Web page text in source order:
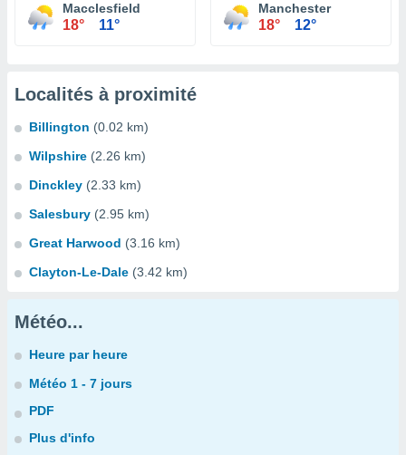
Macclesfield
18° 11°
Manchester
18° 12°
Localités à proximité
Billington (0.02 km)
Wilpshire (2.26 km)
Dinckley (2.33 km)
Salesbury (2.95 km)
Great Harwood (3.16 km)
Clayton-Le-Dale (3.42 km)
Météo...
Heure par heure
Météo 1 - 7 jours
PDF
Plus d'info